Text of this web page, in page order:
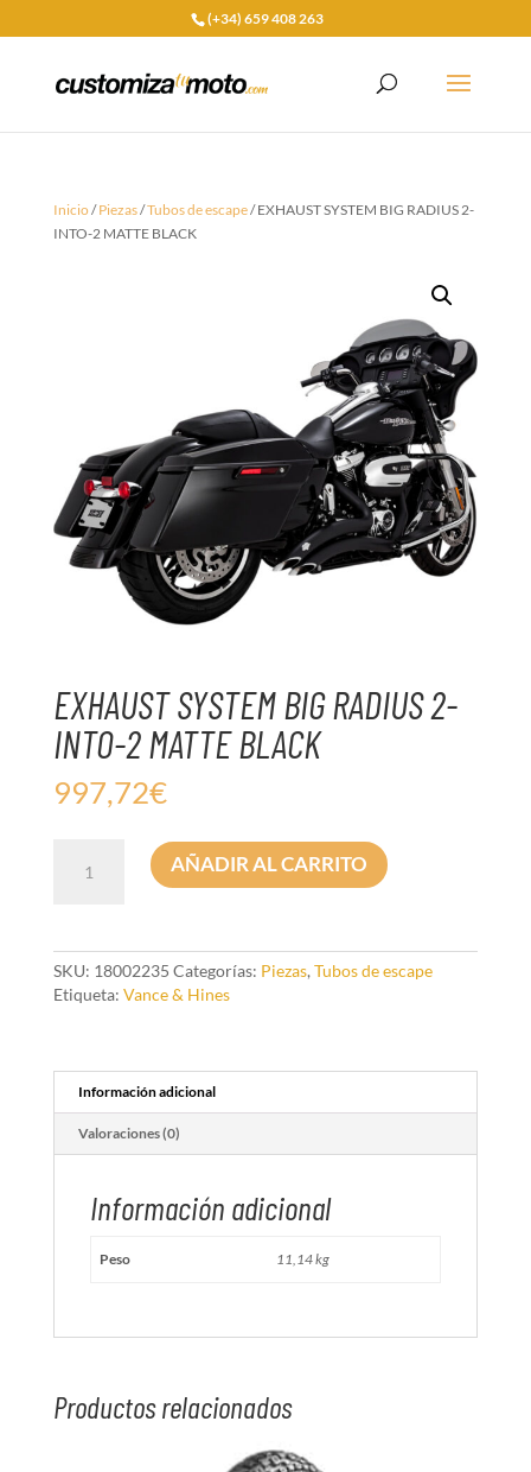
(+34) 659 408 263
Inicio/Piezas/Tubos de escape/ EXHAUST SYSTEM BIG RADIUS 2-
INTO-2 MATTE BLACK
EXHAUST SYSTEM BIG RADIUS 2-
INTO-2 MATTE BLACK
997,72€
SYSTEM
INTO-
2
AÑADIR AL CARRITO
SKU: 18002235 Categorías: Piezas, Tubos de escape
Etiqueta: Vance & Hines
Información adicional
Valoraciones (0)
Información adicional
Peso 11,14 kg
Productos relacionados